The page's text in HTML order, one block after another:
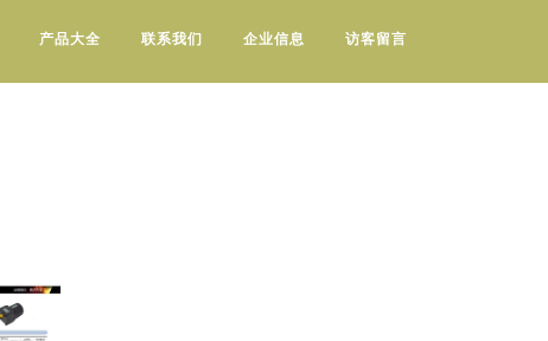
产品大全 联系我们 企业信息 访客留言